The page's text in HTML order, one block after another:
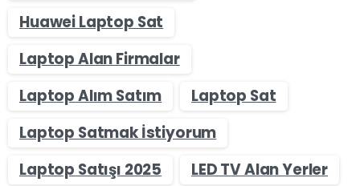
Huawei Laptop Sat
Laptop Alan Firmalar
Laptop Alım Satım
Laptop Sat
Laptop Satmak İstiyorum
Laptop Satışı 2025
LED TV Alan Yerler